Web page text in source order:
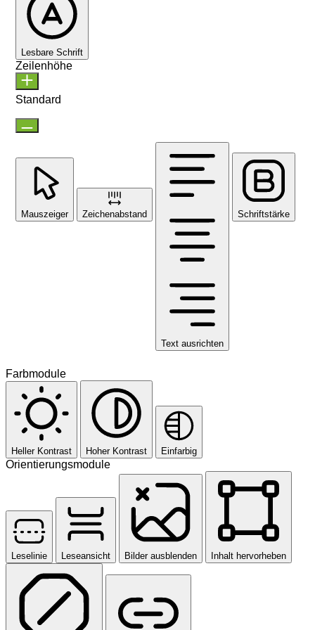
Lesbare Schrift
Zeilenhöhe
Standard
Mauszeiger Zeichenabstand
Text ausrichten
Schriftstärke
Farbmodule
Heller Kontrast Hoher Kontrast Einfarbig
Orientierungsmodule
Leselinie Leseansicht Bilder ausblenden Inhalt hervorheben